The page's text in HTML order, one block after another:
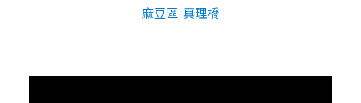
麻豆區-真理橋